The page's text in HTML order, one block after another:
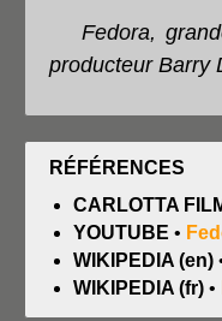
Fedora,
producteur Barry
RÉFÉRENCES
CARLOTTA
YOUTUBE •
WIKIPEDIA (en)
WIKIPEDIA (fr) •